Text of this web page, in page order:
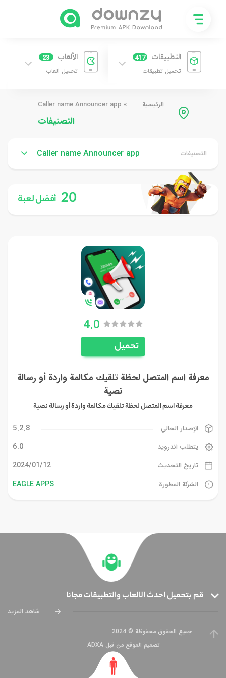
التطبيقات 417
تحميل تطبيقات
الألعاب 23
تحميل العاب
الرئيسية »
Caller name Announcer app
التصنيفات
التصنيفات Caller name Announcer app
20 أفضل لعبة
4.0
تحميل
معرفة اسم المتصل لحظة تلقيك مكالمة واردة أو رسالة
نصية
معرفة اسم المتصل لحظة تلقيك مكالمة واردة أو رسالة نصية
الإصدار الحالي 5.2.8
يتطلب اندرويد 6.0
تاريخ التحديث 12‏/01‏/2024
الشركة المطورة EAGLE APPS
قم بتحميل احدث الالعاب والتطبيقات مجانا
شاهد المزيد
جميع الحقوق محفوظة © 2024
تصميم الموقع من قبل ADXA